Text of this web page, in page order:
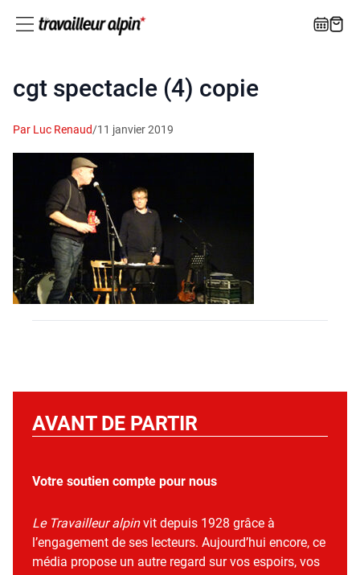
cgt spectacle (4) copie
Par Luc Renaud/11 janvier 2019
AVANT DE PARTIR
Votre soutien compte pour nous
Le Travailleur alpinvit depuis 1928 grâce à
l’engagement de ses lecteurs. Aujourd’hui encore, ce
média propose un autre regard sur vos espoirs, vos